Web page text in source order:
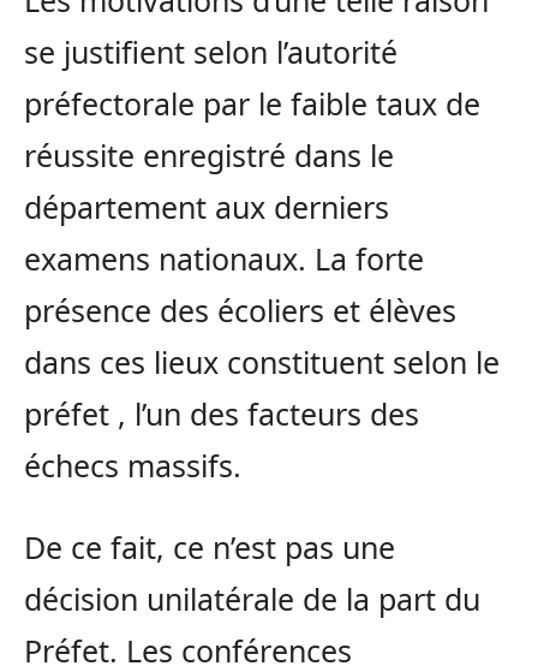
se justifient selon l’autorité
préfectorale par le faible taux de
réussite enregistré dans le
département aux derniers
examens nationaux. La forte
présence des écoliers et élèves
dans ces lieux constituent selon le
préfet , l’un des facteurs des
échecs massifs.
De ce fait, ce n’est pas une
décision unilatérale de la part du
Préfet. Les conférences